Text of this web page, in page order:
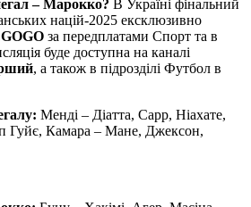
– Марокко? В Україні фінальний
націй-2025 ексклюзивно
за передплатами Спорт та в
буде доступна на каналі
, а також в підрозділі Футбол в
Менді – Діатта, Сарр, Ніахате,
Гуйє, Камара – Мане, Джексон,